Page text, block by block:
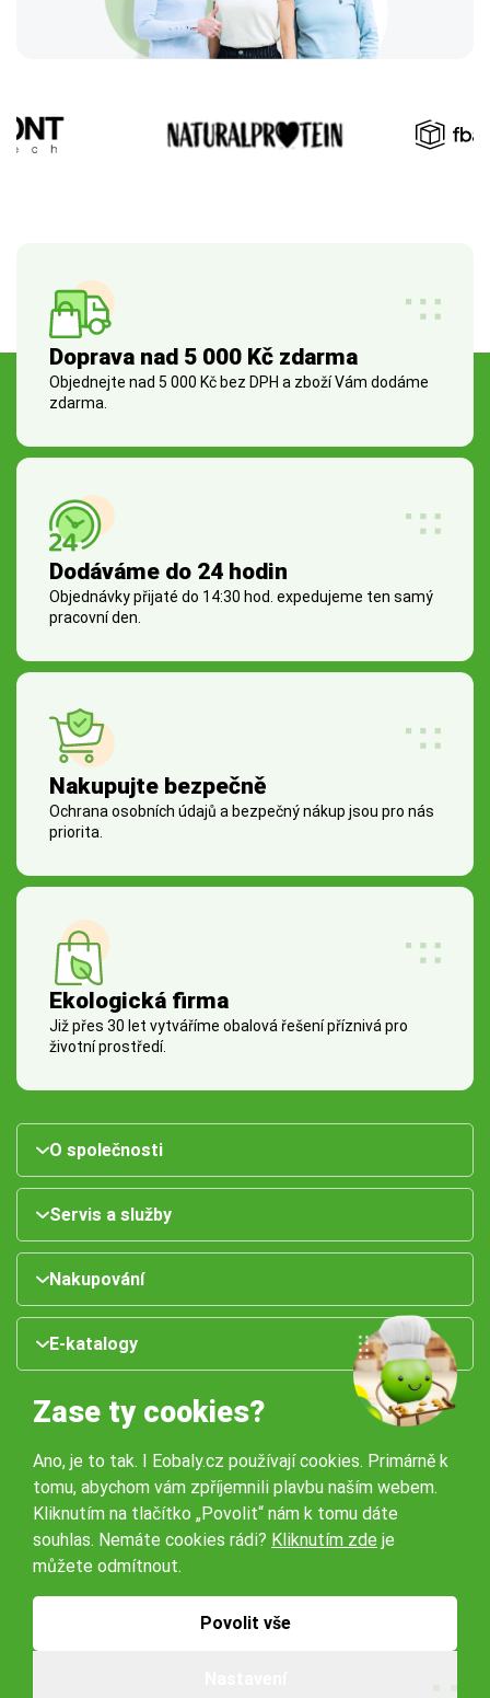
Doprava nad 5 000 Kč zdarma
Objednejte nad 5 000 Kč bez DPH a zboží Vám dodáme
zdarma.
Dodáváme do 24 hodin
Objednávky přijaté do 14:30 hod. expedujeme ten samý
pracovní den.
Nakupujte bezpečně
Ochrana osobních údajů a bezpečný nákup jsou pro nás
priorita.
Ekologická firma
Již přes 30 let vytváříme obalová řešení příznivá pro
životní prostředí.
O společnosti
Servis a služby
Nakupování
E-katalogy
Naše pobočky:
Obchodní podmínky
Zase ty cookies?
Ano, je to tak. I Eobaly.cz používají cookies. Primárně k
tomu, abychom vám zpříjemnili plavbu naším webem.
Kliknutím na tlačítko „Povolit“ nám k tomu dáte
souhlas. Nemáte cookies rádi? Kliknutím zde je
můžete odmítnout.
Povolit vše